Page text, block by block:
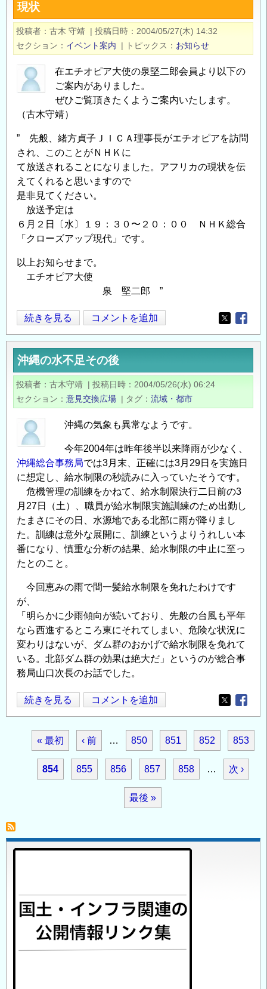
の
現状
投稿者 古木 守靖 | 投稿日時
2004/05/27(木) 14:32
セクション
イベント案内 | トピックス お知らせ
在エチオピア大使の泉堅二郎会員より以下の
ご案内がありました。
ぜひご覧頂きたくようご案内いたします。
（古木守靖）
” 先般、緒方貞子ＪＩＣＡ理事長がエチオピアを訪問
され、このことがＮＨＫに
て放送されることになりました。アフリカの現状を伝
えてくれると思いますので
是非見てください。
放送予定は
６月２日〔水〕１９：３０〜２０：００ ＮＨＫ総合
「クローズアップ現代」です。
以上お知らせまで。
エチオピア大使
泉 堅二郎 ”
6
月
2
日
NHK
ロ
ー
ズ
ッ
プ
現
代、
ア
フ
リ
の
現
状
の
続きを見る コメントを追加
Opens in
沖縄の水不足その後
投稿者 古木守靖 | 投稿日時
2004/05/26(水) 06:24
セクション
意見交換広場 | タグ 流域・都市
沖縄の気象も異常なようです。
今年2004年は昨年後半以来降雨が少なく、
沖縄総合事務局では3月末、正確には3月29日を実施日
に想定し、給水制限の秒読みに入っていたそうです。
危機管理の訓練をかねて、給水制限決行二日前の3
月27日（土）、職員が給水制限実施訓練のため出勤し
たまさにその日、水源地である北部に雨が降りまし
た。訓練は意外な展開に、訓練というよりうれしい本
番になり、慎重な分析の結果、給水制限の中止に至っ
たとのこと。
今回恵みの雨で間一髪給水制限を免れたわけです
が、
「明らかに少雨傾向が続いており、先般の台風も平年
なら西進するところ東にそれてしまい、危険な状況に
変わりはないが、ダム群のおかげで給水制限を免れて
いる。北部ダム群の効果は絶大だ」というのが総合事
務局山口次長のお話でした。
沖
縄
の
続きを見る コメントを追加
Opens in
先
頭
ジ
« 最初 前
ペ
‹ 前 … ペ
ジ
850 ペ
851 ペ
852 ペ
ー
853
カ
ト
ジ
854 ペ
855 ペ
856 ペ
ー
857 ペ
858 … 次
ジ
次 ›
最
ジ
最後 »